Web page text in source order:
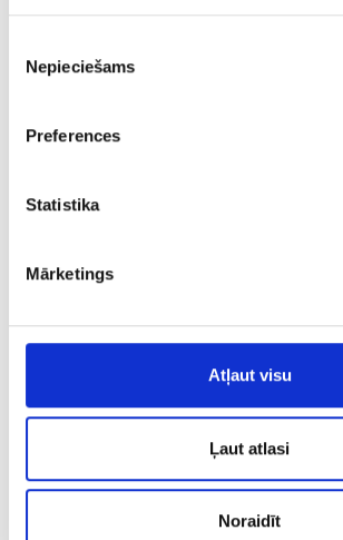
izvēle
Nepieciešams
Preferences
Statistika
Mārketings
Atļaut visu
Ļaut atlasi
Noraidīt
€ 7.00
ДОБАВИТЬ В КОРЗИНУ